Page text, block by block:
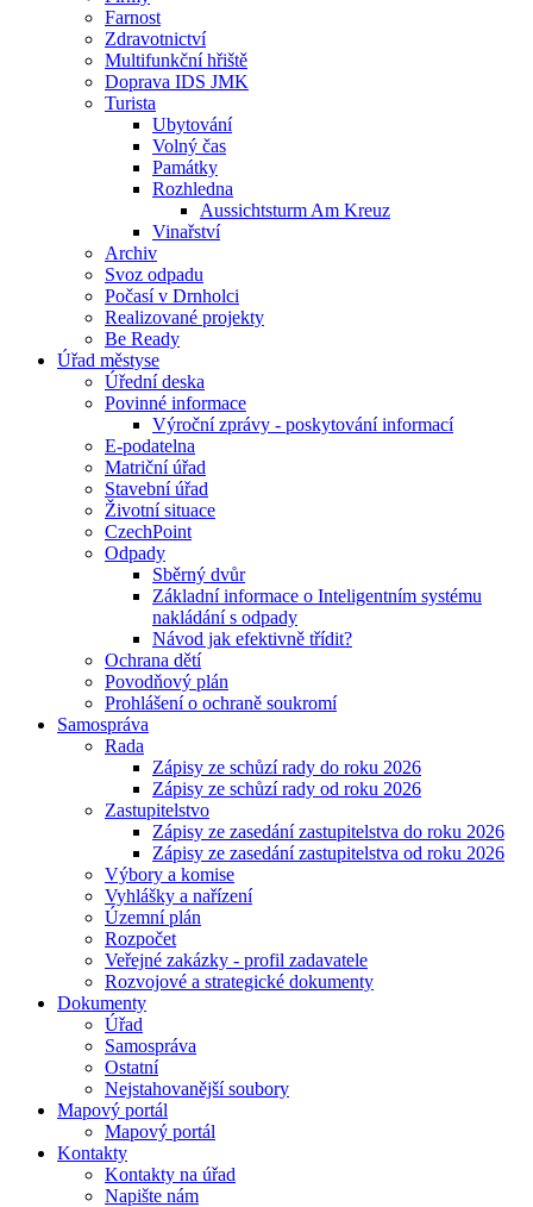
Farnost
Zdravotnictví
Multifunkční hřiště
Doprava IDS JMK
Turista
Ubytování
Volný čas
Památky
Rozhledna
Aussichtsturm Am Kreuz
Vinařství
Archiv
Svoz odpadu
Počasí v Drnholci
Realizované projekty
Be Ready
Úřad městyse
Úřední deska
Povinné informace
Výroční zprávy - poskytování informací
E-podatelna
Matriční úřad
Stavební úřad
Životní situace
CzechPoint
Odpady
Sběrný dvůr
Základní informace o Inteligentním systému
nakládání s odpady
Návod jak efektivně třídit?
Ochrana dětí
Povodňový plán
Prohlášení o ochraně soukromí
Samospráva
Rada
Zápisy ze schůzí rady do roku 2026
Zápisy ze schůzí rady od roku 2026
Zastupitelstvo
Zápisy ze zasedání zastupitelstva do roku 2026
Zápisy ze zasedání zastupitelstva od roku 2026
Výbory a komise
Vyhlášky a nařízení
Územní plán
Rozpočet
Veřejné zakázky - profil zadavatele
Rozvojové a strategické dokumenty
Dokumenty
Úřad
Samospráva
Ostatní
Nejstahovanější soubory
Mapový portál
Mapový portál
Kontakty
Kontakty na úřad
Napište nám